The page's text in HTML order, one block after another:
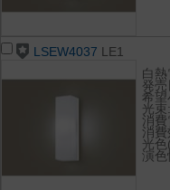
LSEW4037 LE1
白
発
希
光
消
消
光色
演色